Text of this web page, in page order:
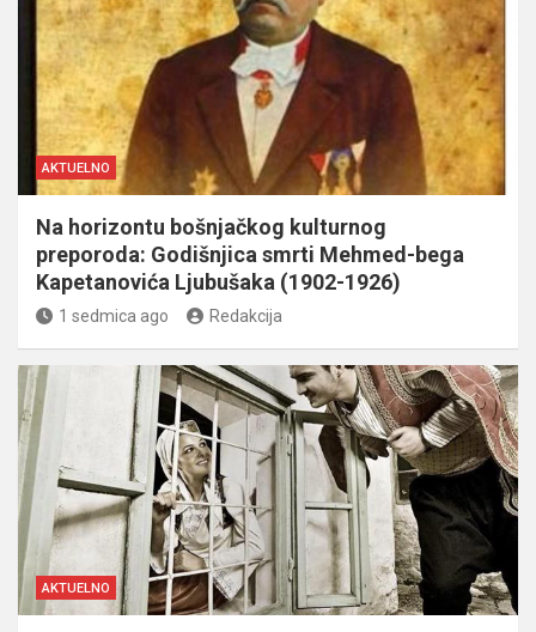
AKTUELNO
Na horizontu bošnjačkog kulturnog
preporoda: Godišnjica smrti Mehmed-bega
Kapetanovića Ljubušaka (1902-1926)
1 sedmica ago Redakcija
AKTUELNO